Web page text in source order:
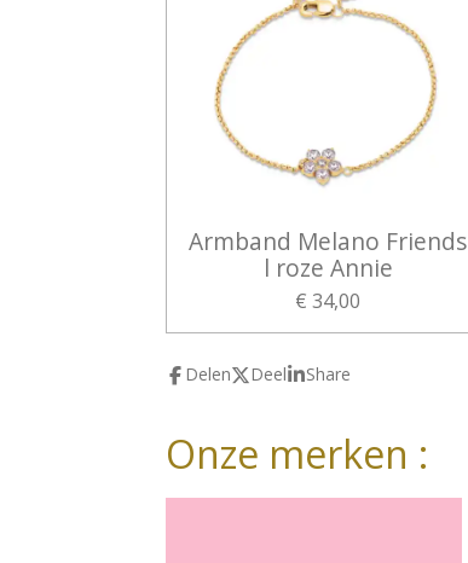
Armband Melano Friends
l roze Annie
€ 34,00
Delen Deel Share
Onze merken :